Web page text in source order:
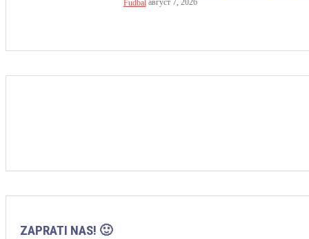
Fudbal август 7, 2026
ZAPRATI NAS! 🙂